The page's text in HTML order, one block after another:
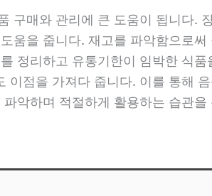
구매와 관리에 큰 도움이 됩니다.
움을 줍니다. 재고를 파악함으로
정리하고 유통기한이 임박한 식
이점을 가져다 줍니다. 이를 통해
악하며 적절하게 활용하는 습관